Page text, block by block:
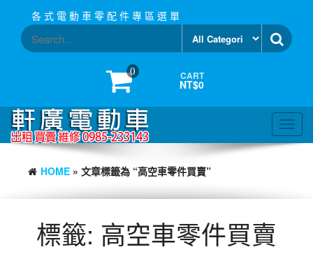
content
各 式 電 動 車 零 配 件 專 區 選 單
0 CART
NT$0
HOME » 文章標籤為 “高空車零件買賣”
標籤: 高空車零件買賣